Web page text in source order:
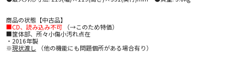
商品の状態【中古品】
■CD、読み込み不可（→このため特価）
■筐体部、所々小傷小汚れ点在
・2016年製
※現状渡し （他の機能にも問題個所がある場合有り）